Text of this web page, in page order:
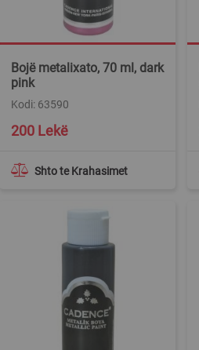
Bojë metalixato, 70 ml, dark
pink
Kodi: 63590
Shto te Krahasimet
200 Lekë